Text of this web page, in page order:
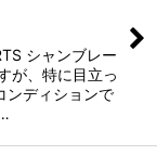
シャンブレー
が、特に目立っ
ンディションで